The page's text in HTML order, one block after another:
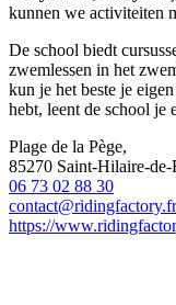
kunnen we activiteiten
De school biedt
zwemlessen in het
kun je het beste je
hebt, leent de school je
Plage de la Pège,
85270 Saint-Hilaire-de-
06 73 02 88 30
contact@ridingfactory.fr
https://